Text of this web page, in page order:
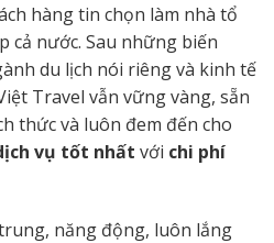
hàng tin chọn làm nhà tổ
cả nước. Sau những biến
du lịch nói riêng và kinh tế
Travel vẫn vững vàng, sẵn
thức và luôn đem đến cho
vụ tốt nhất với chi phí
năng động, luôn lắng